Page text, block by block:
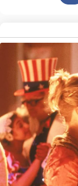
5. Berapa
agar telur
efektif?
Biasanya
kelembapan tanah.
tandanya proses
diserap. Pada titik
perubahan positif
(brl/lut)